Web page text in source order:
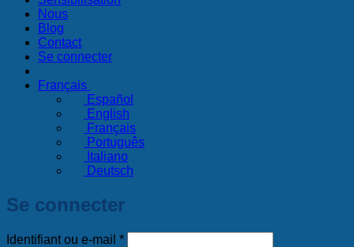
Nous
Blog
Contact
Se connecter
Français
Español
English
Français
Português
Italiano
Deutsch
Se connecter
Identifiant ou e-mail *Obligatoire